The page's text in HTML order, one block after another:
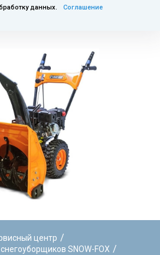
данных. Соглашение
центр /
SNOW-FOX /